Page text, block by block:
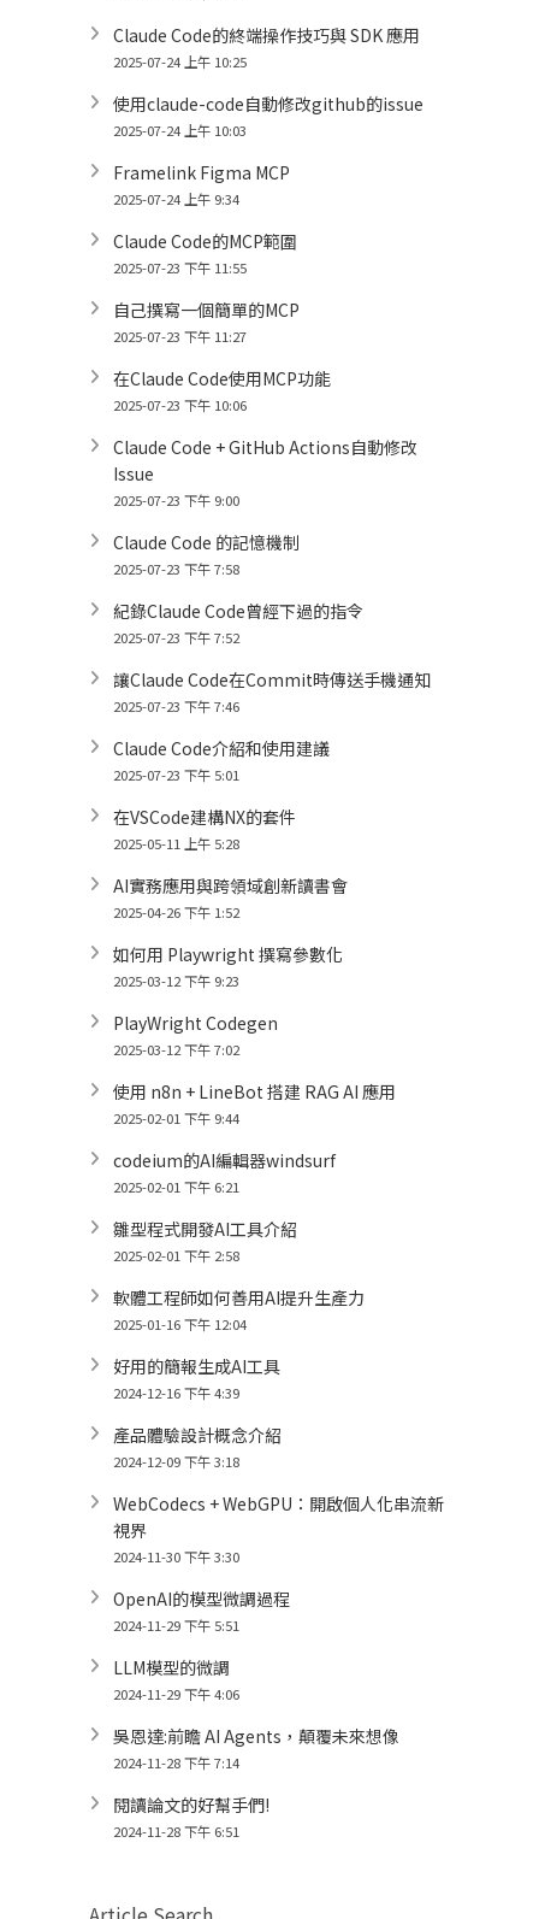
Claude Code的終端操作技巧與 SDK 應用
2025-07-24 上午 10:25
使用claude-code自動修改github的issue
2025-07-24 上午 10:03
Framelink Figma MCP
2025-07-24 上午 9:34
Claude Code的MCP範圍
2025-07-23 下午 11:55
自己撰寫一個簡單的MCP
2025-07-23 下午 11:27
在Claude Code使用MCP功能
2025-07-23 下午 10:06
Claude Code + GitHub Actions自動修改
Issue
2025-07-23 下午 9:00
Claude Code 的記憶機制
2025-07-23 下午 7:58
紀錄Claude Code曾經下過的指令
2025-07-23 下午 7:52
讓Claude Code在Commit時傳送手機通知
2025-07-23 下午 7:46
Claude Code介紹和使用建議
2025-07-23 下午 5:01
在VSCode建構NX的套件
2025-05-11 上午 5:28
AI實務應用與跨領域創新讀書會
2025-04-26 下午 1:52
如何用 Playwright 撰寫參數化
2025-03-12 下午 9:23
PlayWright Codegen
2025-03-12 下午 7:02
使用 n8n + LineBot 搭建 RAG AI 應用
2025-02-01 下午 9:44
codeium的AI編輯器windsurf
2025-02-01 下午 6:21
雛型程式開發AI工具介紹
2025-02-01 下午 2:58
軟體工程師如何善用AI提升生產力
2025-01-16 下午 12:04
好用的簡報生成AI工具
2024-12-16 下午 4:39
產品體驗設計概念介紹
2024-12-09 下午 3:18
WebCodecs + WebGPU：開啟個人化串流新
視界
2024-11-30 下午 3:30
OpenAI的模型微調過程
2024-11-29 下午 5:51
LLM模型的微調
2024-11-29 下午 4:06
吳恩達:前瞻 AI Agents，顛覆未來想像
2024-11-28 下午 7:14
閱讀論文的好幫手們!
2024-11-28 下午 6:51